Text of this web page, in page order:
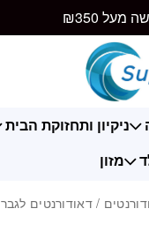
₪350
ניקיון ותחזוקת הבית
מזון
/ דאודורנטים לגבר